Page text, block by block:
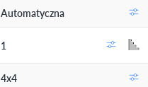
Automatyczna
1
4x4